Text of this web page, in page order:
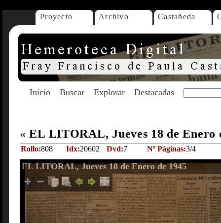
Proyecto Archivo Castañeda
Inicio Buscar Explorar Destacadas
« EL LITORAL, Jueves 18 de Enero
Rollo:808 Idx:20602 Dvd:7 Nº Páginas:3/4
EL LITORAL, Jueves 18 de Enero de 1945